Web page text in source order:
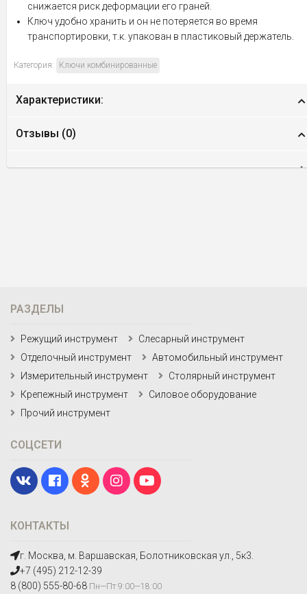
снижается риск деформации его граней.
Ключ удобно хранить и он не потеряется во время
транспортировки, т.к. упакован в пластиковый держатель.
Категория: Ключи комбинированные
Характеристики:
Отзывы (0)
КОНТАКТЫ
г. Москва, м. Варшавская, Болотниковская ул., 5к3.
+7 (495) 212-12-39
8 (800) 555-80-68 Пн—Пт 9:00—18:00
РАЗДЕЛЫ
Режущий инструмент
Слесарный инструмент
Отделочный инструмент
Автомобильный инструмент
Измерительный инструмент
Столярный инструмент
Крепежный инструмент
Силовое оборудование
Прочий инструмент
СОЦСЕТИ